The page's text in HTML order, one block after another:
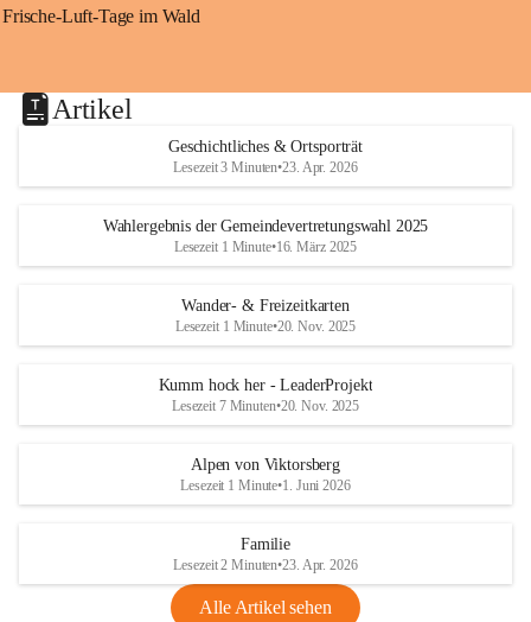
Frische-Luft-Tage im Wald
Artikel
Geschichtliches & Ortsporträt
Lesezeit 3 Minuten•23. Apr. 2026
Wahlergebnis der Gemeindevertretungswahl 2025
Lesezeit 1 Minute•16. März 2025
Wander- & Freizeitkarten
Lesezeit 1 Minute•20. Nov. 2025
Kumm hock her - LeaderProjekt
Lesezeit 7 Minuten•20. Nov. 2025
Alpen von Viktorsberg
Lesezeit 1 Minute•1. Juni 2026
Familie
Lesezeit 2 Minuten•23. Apr. 2026
Alle Artikel sehen